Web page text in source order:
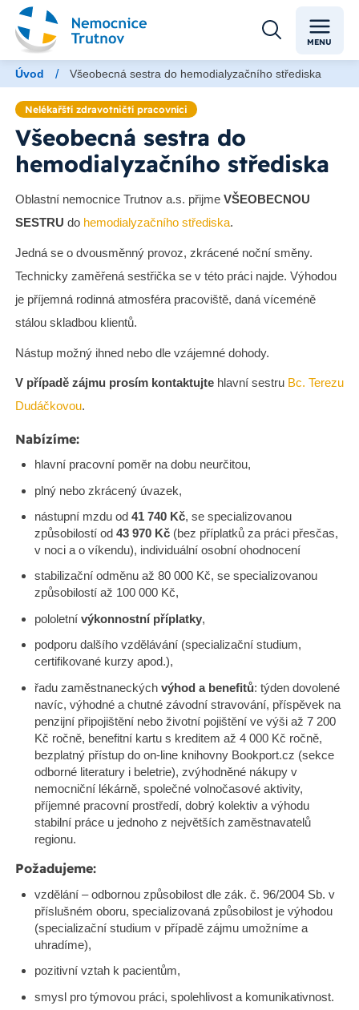
MENU
Úvod / Všeobecná sestra do hemodialyzačního střediska
Nelékařští zdravotničtí pracovníci
Všeobecná sestra do
hemodialyzačního střediska
Oblastní nemocnice Trutnov a.s. přijme VŠEOBECNOU
SESTRU do hemodialyzačního střediska.
Jedná se o dvousměnný provoz, zkrácené noční směny.
Technicky zaměřená sestřička se v této práci najde. Výhodou
je příjemná rodinná atmosféra pracoviště, daná víceméně
stálou skladbou klientů.
Nástup možný ihned nebo dle vzájemné dohody.
V případě zájmu prosím kontaktujte hlavní sestru Bc. Terezu
Dudáčkovou.
Nabízíme:
hlavní pracovní poměr na dobu neurčitou,
plný nebo zkrácený úvazek,
nástupní mzdu od 41 740 Kč, se specializovanou
způsobilostí od 43 970 Kč (bez příplatků za práci přesčas,
v noci a o víkendu), individuální osobní ohodnocení
stabilizační odměnu až 80 000 Kč, se specializovanou
způsobilostí až 100 000 Kč,
pololetní výkonnostní příplatky,
podporu dalšího vzdělávání (specializační studium,
certifikované kurzy apod.),
řadu zaměstnaneckých výhod a benefitů: týden dovolené
navíc, výhodné a chutné závodní stravování, příspěvek na
penzijní připojištění nebo životní pojištění ve výši až 7 200
Kč ročně, benefitní kartu s kreditem až 4 000 Kč ročně,
bezplatný přístup do on-line knihovny Bookport.cz (sekce
odborné literatury i beletrie), zvýhodněné nákupy v
nemocniční lékárně, společné volnočasové aktivity,
příjemné pracovní prostředí, dobrý kolektiv a výhodu
stabilní práce u jednoho z největších zaměstnavatelů
regionu.
Požadujeme:
vzdělání – odbornou způsobilost dle zák. č. 96/2004 Sb. v
příslušném oboru, specializovaná způsobilost je výhodou
(specializační studium v případě zájmu umožníme a
uhradíme),
pozitivní vztah k pacientům,
smysl pro týmovou práci, spolehlivost a komunikativnost.